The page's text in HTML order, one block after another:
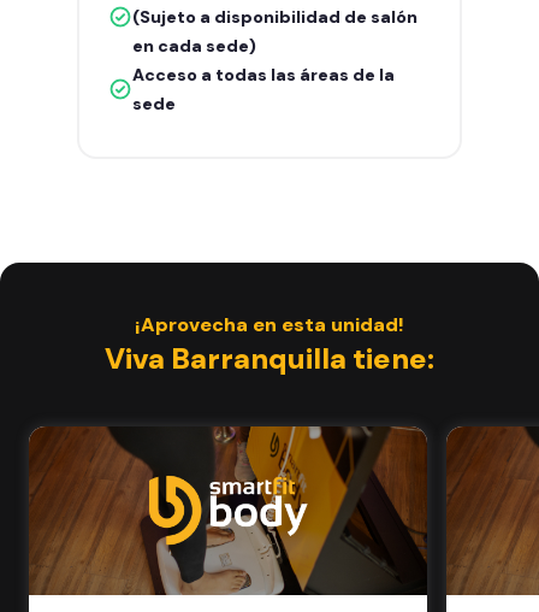
(Sujeto a disponibilidad de salón
en cada sede)
Acceso a todas las áreas de la
sede
¡Aprovecha en esta unidad!
Viva Barranquilla tiene: